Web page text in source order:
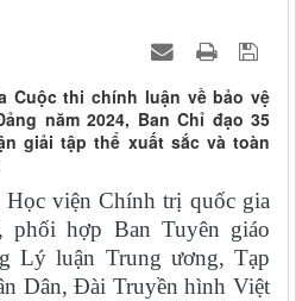
Cuộc thi chính luận về bảo vệ
năm 2024, Ban Chỉ đạo 35
giải tập thể xuất sắc và toàn
viện Chính trị quốc gia
hợp Ban Tuyên giáo
Lý luận Trung ương, Tạp
Dân, Đài Truyền hình Việt